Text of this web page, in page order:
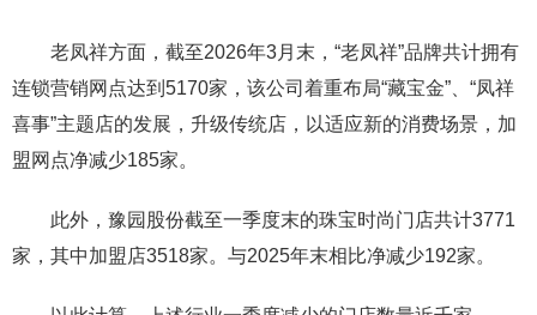
老凤祥方面，截至2026年3月末，“老凤祥”品牌共计拥有
连锁营销网点达到5170家，该公司着重布局“藏宝金”、“凤祥
喜事”主题店的发展，升级传统店，以适应新的消费场景，加
盟网点净减少185家。
此外，豫园股份截至一季度末的珠宝时尚门店共计3771
家，其中加盟店3518家。与2025年末相比净减少192家。